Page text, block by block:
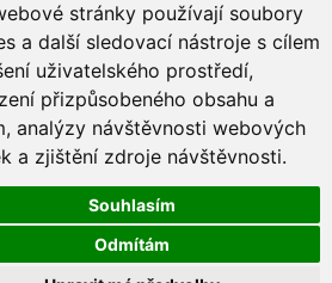
stránky používají soubory
a další sledovací nástroje s cílem
uživatelského prostředí,
přizpůsobeného obsahu a
analýzy návštěvnosti webových
a zjištění zdroje návštěvnosti.
Souhlasím
Odmítám
nám. 16, 779 00 Olomouc
do 17:00